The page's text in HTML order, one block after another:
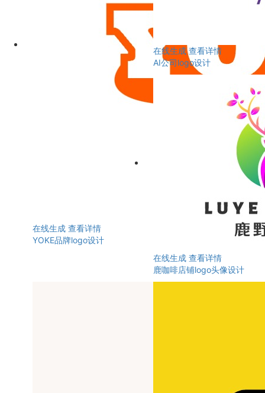
在线生成 查看详情
YOKE品牌logo设计
在线生成 查看详情
AI公司logo设计
在线生成 查看详情
鹿咖啡店铺logo头像设计